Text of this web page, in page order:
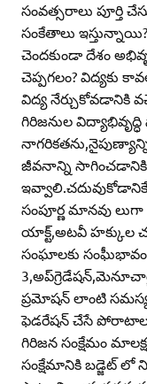
సంవత్సరాలు పూర్తి
సంకేతాలు
చెందకుండా దేశం
చెప్పగలం? విద్యకు
విద్య నేర్చుకోవడానికి
గిరిజనుల
జీవనాన్ని
ఇవ్వాలి.చదువుకోడానికే
సంపూర్ణ మానవు
యాక్ట్‌,అటవీ హక్కుల
సంఘాలకు
ప్రమోషన్‌ లాంటి
ఫెడరేషన్‌ చేసే
గిరిజన సంక్షేమం
సంక్షేమానికి బడ్జెట్‌